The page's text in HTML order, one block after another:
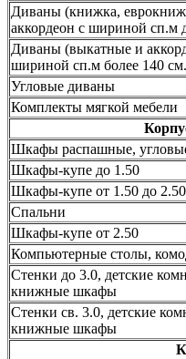
Диваны (книжка,
аккордеон с шириной сп.м
Диваны (выкатные и
шириной сп.м более 140
Угловые диваны
Комплекты мягкой мебели
Шкафы распашные,
Шкафы-купе до 1.50
Шкафы-купе от 1.50 до 2.50
Спальни
Шкафы-купе от 2.50
Компьютерные столы,
Стенки до 3.0, детские
книжные шкафы
Стенки св. 3.0, детские
книжные шкафы